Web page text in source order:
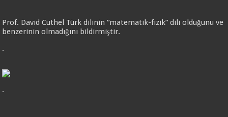
Prof. David Cuthel Türk dilinin “matematik-fizik” dili olduğunu ve
benzerinin olmadığını bildirmiştir.
.
.